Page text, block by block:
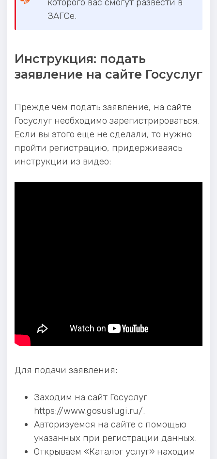
ЗАГСе.
Инструкция: подать
заявление на сайте Госуслуг
Прежде чем подать заявление, на сайте
Госуслуг необходимо зарегистрироваться.
Если вы этого еще не сделали, то нужно
пройти регистрацию, придерживаясь
инструкции из видео:
Для подачи заявления:
Заходим на сайт Госуслуг
https://www.gosuslugi.ru/.
Авторизуемся на сайте с помощью
указанных при регистрации данных.
Открываем «Каталог услуг» находим